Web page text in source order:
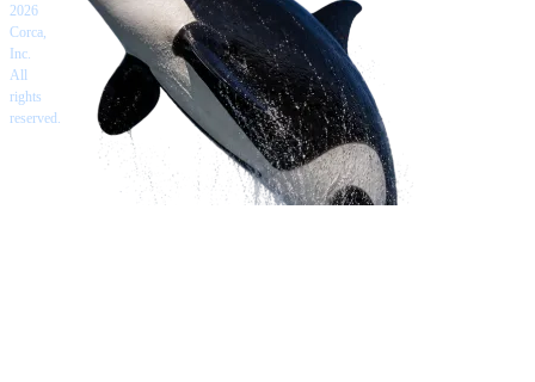
2026
Corca,
Inc.
All
rights
reserved.